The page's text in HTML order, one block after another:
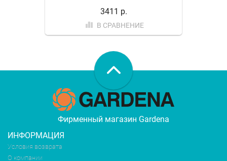
3411 р.
В СРАВНЕНИЕ
Фирменный магазин Gardena
ИНФОРМАЦИЯ
Условия возврата
О компании